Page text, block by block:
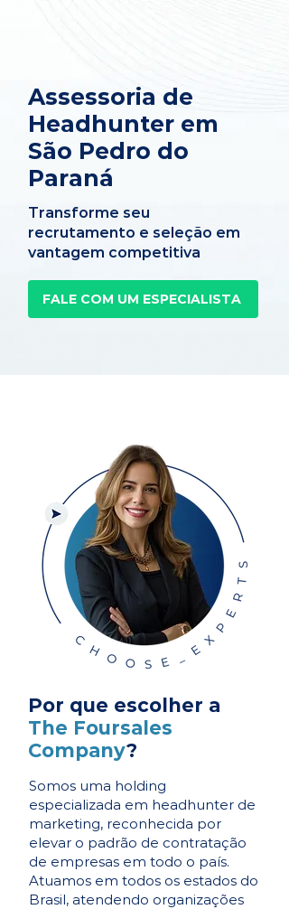
Assessoria de
Headhunter em
São Pedro do
Paraná
Transforme seu
recrutamento e seleção em
vantagem competitiva
FALE COM UM ESPECIALISTA
Por que escolher a
The Foursales
Company?
Somos uma holding
especializada em headhunter de
marketing, reconhecida por
elevar o padrão de contratação
de empresas em todo o país.
Atuamos em todos os estados do
Brasil, atendendo organizações